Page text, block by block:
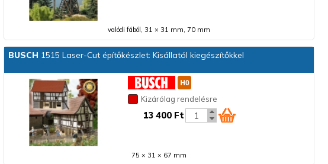
valódi fából, 31 × 31 mm, 70 mm
BUSCH 1515 Laser-Cut építőkészlet: Kisállatól kiegészítőkkel
Kizárólag rendelésre
13 400 Ft
75 × 31 × 67 mm